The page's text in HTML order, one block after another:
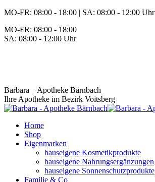
Zum
springen
MO-FR: 08:00 - 18:00 | SA: 08:00 - 12:00 Uhr
MO-FR: 08:00 - 18:00
SA: 08:00 - 12:00 Uhr
Barbara – Apotheke Bärnbach
Ihre Apotheke im Bezirk Voitsberg
Home
Shop
Eigenmarken
hauseigene Kosmetikprodukte
hauseigene Nahrungsergänzungen
hauseigene Sonnenschutzprodukte
Familie & Co